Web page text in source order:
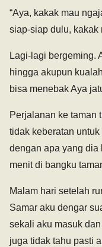
“Aya, kakak mau
siap-siap dulu, kakak
Lagi-lagi bergeming.
hingga akupun
bisa menebak Aya
Perjalanan ke taman
tidak keberatan
dengan apa yang dia
menit di bangku
Malam hari setelah
Samar aku dengar
sekali aku masuk
juga tidak tahu pasti